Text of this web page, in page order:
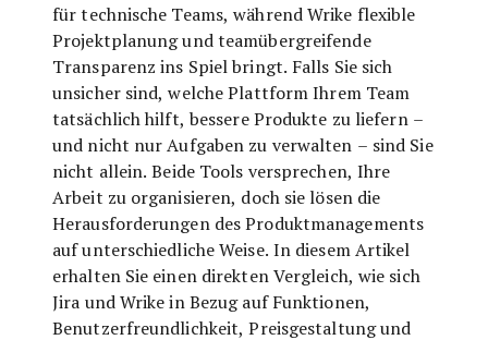
für technische Teams, während Wrike flexible
Projektplanung und teamübergreifende
Transparenz ins Spiel bringt. Falls Sie sich
unsicher sind, welche Plattform Ihrem Team
tatsächlich hilft, bessere Produkte zu liefern –
und nicht nur Aufgaben zu verwalten – sind Sie
nicht allein. Beide Tools versprechen, Ihre
Arbeit zu organisieren, doch sie lösen die
Herausforderungen des Produktmanagements
auf unterschiedliche Weise. In diesem Artikel
erhalten Sie einen direkten Vergleich, wie sich
Jira und Wrike in Bezug auf Funktionen,
Benutzerfreundlichkeit, Preisgestaltung und